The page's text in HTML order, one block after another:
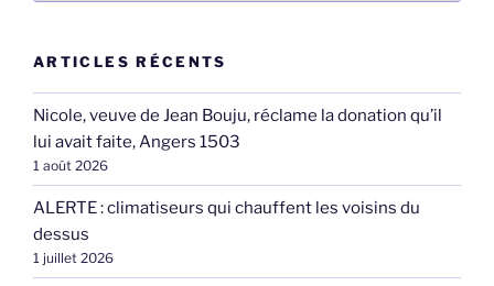
ARTICLES RÉCENTS
Nicole, veuve de Jean Bouju, réclame la donation qu’il
lui avait faite, Angers 1503
1 août 2026
ALERTE : climatiseurs qui chauffent les voisins du
dessus
1 juillet 2026